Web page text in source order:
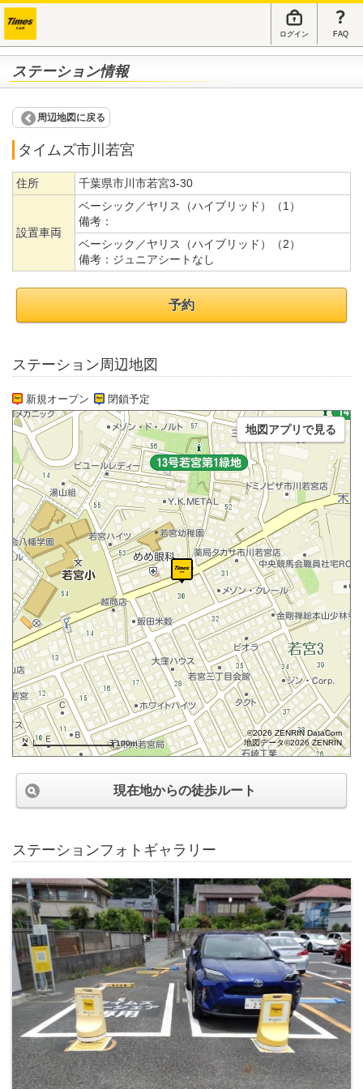
ログイン FAQ
ステーション情報
周辺地図に戻る
タイムズ市川若宮
住所 千葉県市川市若宮3-30
設置車両
ベーシック／ヤリス（ハイブリッド）（1）
備考：
ベーシック／ヤリス（ハイブリッド）（2）
備考： ジュニアシートなし
予約
ステーション周辺地図
新規オープン 閉鎖予定
100m
©2026 ZENRIN DataCom
地図データ©2026 ZENRIN
地図アプリで見る
現在地からの徒歩ルート
ステーションフォトギャラリー